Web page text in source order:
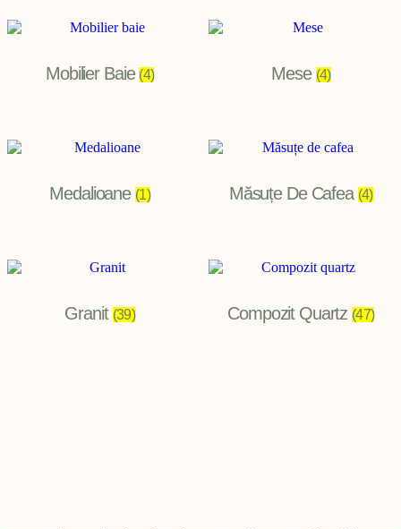
Mobilier Baie(4) Mese (4)
Medalioane (1) Măsuțe De Cafea (4)
Granit (39) Compozit Quartz(47)